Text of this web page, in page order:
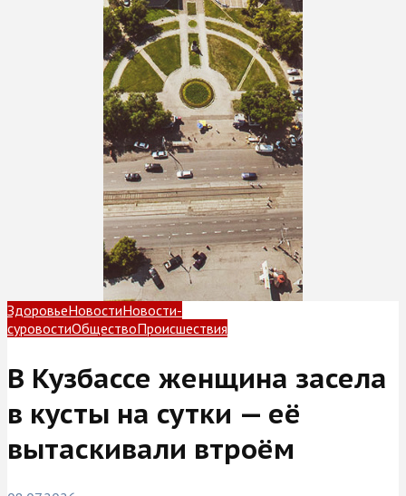
ЗдоровьеНовостиНовости-
суровостиОбществоПроисшествия
В Кузбассе женщина засела
в кусты на сутки — её
вытаскивали втроём